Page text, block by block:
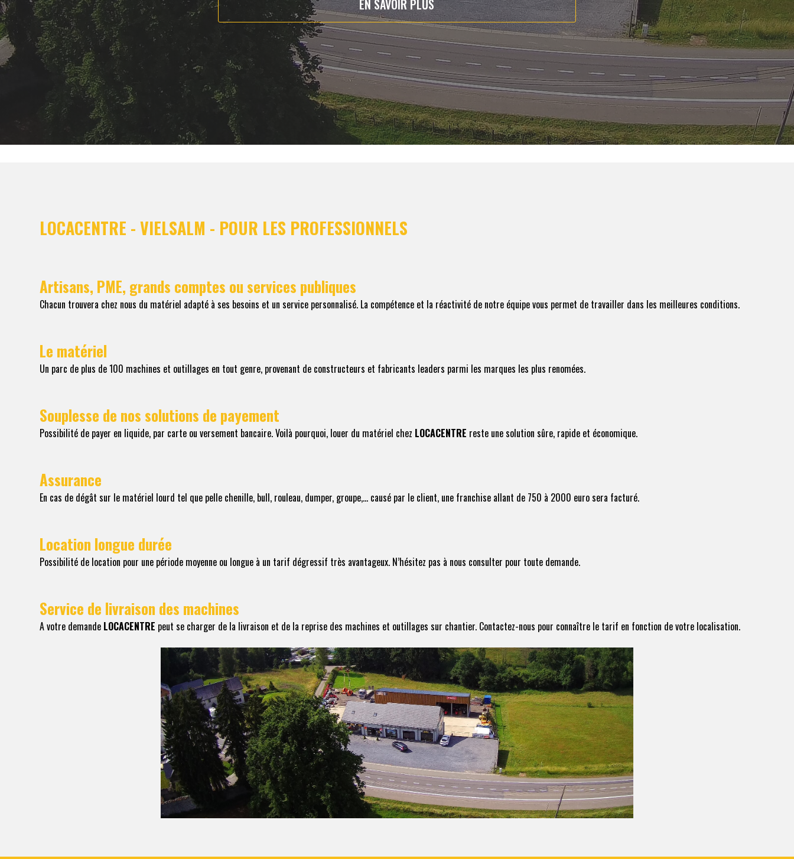
EN SAVOIR PLUS
LOCACENTRE - VIELSALM - POUR LES PROFESSIONNELS
Artisans, PME, grands comptes ou services publiques
Chacun trouvera chez nous du matériel adapté à ses besoins et un service personnalisé. La compétence et la réactivité de notre équipe vous permet de travailler dans les meilleures conditions.
Le matériel
Un parc de plus de 100 machines et outillages en tout genre, provenant de constructeurs et fabricants leaders parmi les marques les plus renomées.
Souplesse de nos solutions de payement
Possibilité de payer en liquide, par carte ou versement bancaire. Voilà pourquoi, louer du matériel chez LOCACENTRE reste une solution sûre, rapide et économique.
Assurance
En cas de dégât sur le matériel lourd tel que pelle chenille, bull, rouleau, dumper, groupe,… causé par le client, une franchise allant de 750 à 2000 euro sera facturé.
Location longue durée
Possibilité de location pour une période moyenne ou longue à un tarif dégressif très avantageux. N’hésitez pas à nous consulter pour toute demande.
Service de livraison des machines
A votre demande LOCACENTRE peut se charger de la livraison et de la reprise des machines et outillages sur chantier. Contactez-nous pour connaître le tarif en fonction de votre localisation.